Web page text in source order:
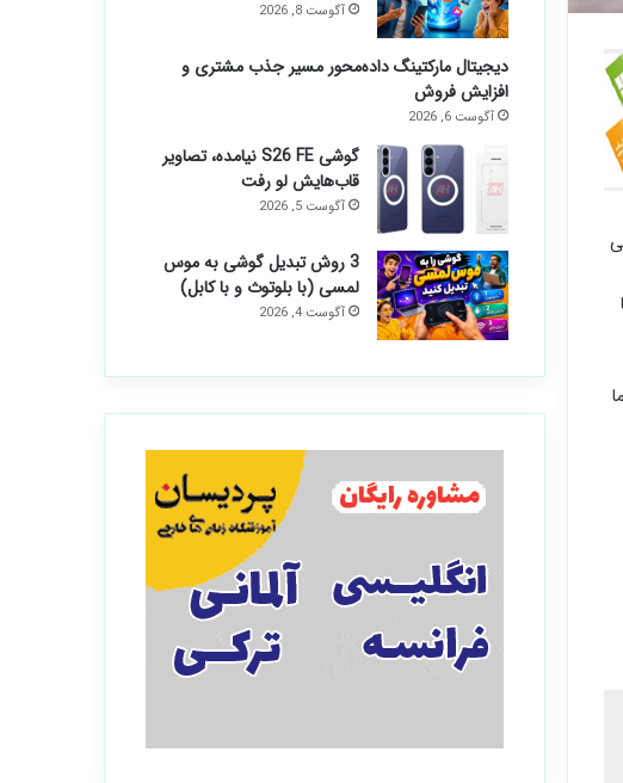
آگوست 8, 2026
دیجیتال مارکتینگ داده‌محور مسیر جذب مشتری و
افزایش فروش
آگوست 6, 2026
گوشی S26 FE نیامده، تصاویر
قاب‌هایش لو رفت
آگوست 5, 2026
3 روش تبدیل گوشی به موس
لمسی (با بلوتوث و با کابل)
آگوست 4, 2026